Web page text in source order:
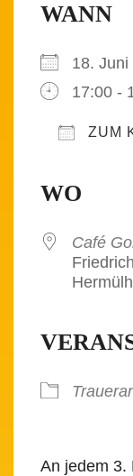
WANN
18.
17:00 -
ZUM
WO
Café
An jedem 3.